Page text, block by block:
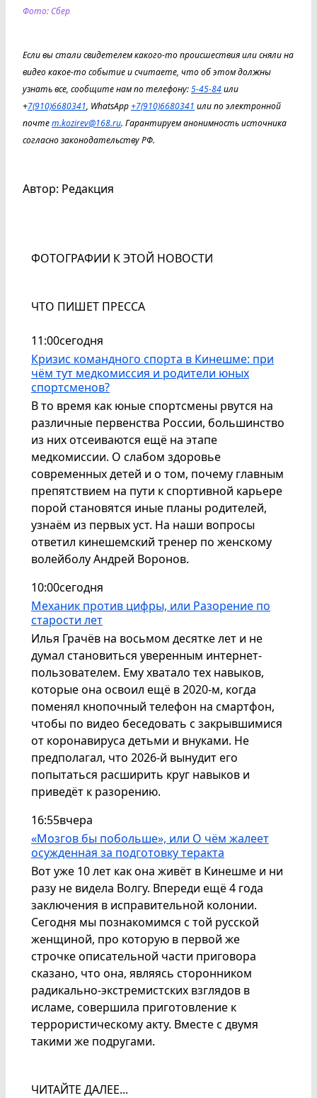
Фото: Сбер
Если вы стали свидетелем какого-то происшествия или сняли на
видео какое-то событие и считаете, что об этом должны
узнать все, сообщите нам по телефону:5-45-84или
+7(910)6680341, WhatsApp+7(910)6680341 или по электронной
почтеm.kozirev@168.ru. Гарантируем анонимность источника
согласно законодательству РФ.
Автор: Редакция
ФОТОГРАФИИ К ЭТОЙ НОВОСТИ
ЧТО ПИШЕТ ПРЕССА
11:00сегодня
Кризис командного спорта в Кинешме: при
чём тут медкомиссия и родители юных
спортсменов?
В то время как юные спортсмены рвутся на
различные первенства России, большинство
из них отсеиваются ещё на этапе
медкомиссии. О слабом здоровье
современных детей и о том, почему главным
препятствием на пути к спортивной карьере
порой становятся иные планы родителей,
узнаём из первых уст. На наши вопросы
ответил кинешемский тренер по женскому
волейболу Андрей Воронов.
10:00сегодня
Механик против цифры, или Разорение по
старости лет
Илья Грачёв на восьмом десятке лет и не
думал становиться уверенным интернет-
пользователем. Ему хватало тех навыков,
которые она освоил ещё в 2020-м, когда
поменял кнопочный телефон на смартфон,
чтобы по видео беседовать с закрывшимися
от коронавируса детьми и внуками. Не
предполагал, что 2026-й вынудит его
попытаться расширить круг навыков и
приведёт к разорению.
16:55вчера
«Мозгов бы побольше», или О чём жалеет
осужденная за подготовку теракта
Вот уже 10 лет как она живёт в Кинешме и ни
разу не видела Волгу. Впереди ещё 4 года
заключения в исправительной колонии.
Сегодня мы познакомимся с той русской
женщиной, про которую в первой же
строчке описательной части приговора
сказано, что она, являясь сторонником
радикально-экстремистских взглядов в
исламе, совершила приготовление к
террористическому акту. Вместе с двумя
такими же подругами.
ЧИТАЙТЕ ДАЛЕЕ...